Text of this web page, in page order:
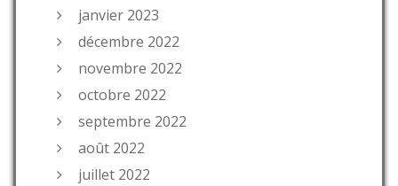
janvier 2023
décembre 2022
novembre 2022
octobre 2022
septembre 2022
août 2022
juillet 2022